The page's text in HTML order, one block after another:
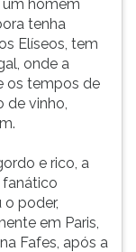
homem
tenha
Elíseos, tem
onde a
os tempos de
de vinho,
e rico, a
fanático
o poder,
em Paris,
Fafes, após a